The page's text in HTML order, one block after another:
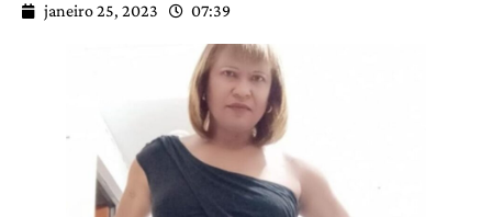
janeiro 25, 2023 07:39